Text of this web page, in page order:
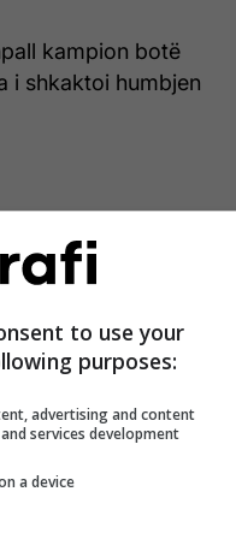
kampion botë
i shkaktoi humbjen
to use your
purposes:
advertising and content
services development
a device